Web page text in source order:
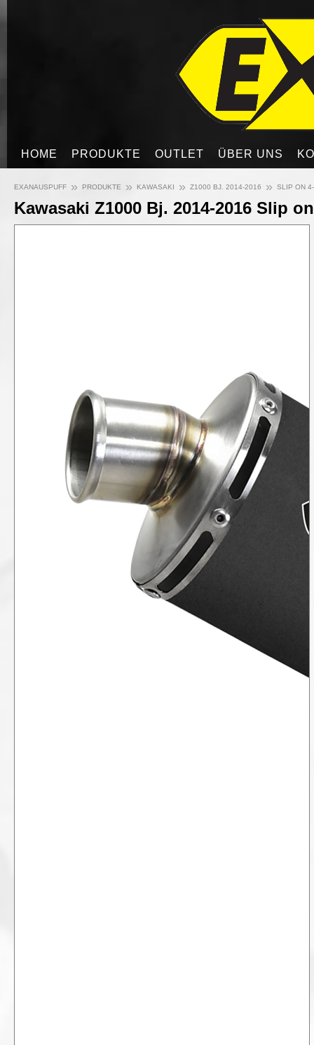
HOME PRODUKTE OUTLET ÜBER UNS
EXANAUSPUFF » PRODUKTE » KAWASAKI » Z1000 BJ. 2014-2016 » SLIP ON
Kawasaki Z1000 Bj. 2014-2016 Slip